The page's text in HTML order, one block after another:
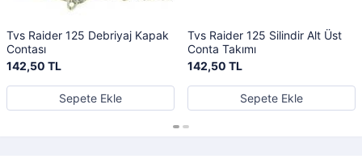
Tvs Raider 125 Debriyaj Kapak
Contası
142,50 TL
Sepete Ekle
Tvs Raider 125 Silindir Alt Üst
Conta Takımı
142,50 TL
Sepete Ekle